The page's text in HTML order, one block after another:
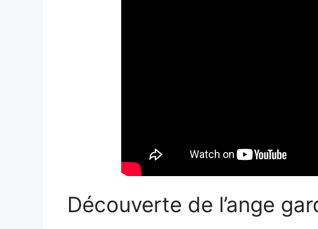
Découverte de l’ange